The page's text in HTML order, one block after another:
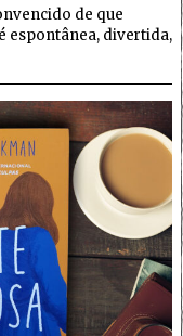
de que
espontânea, divertida,